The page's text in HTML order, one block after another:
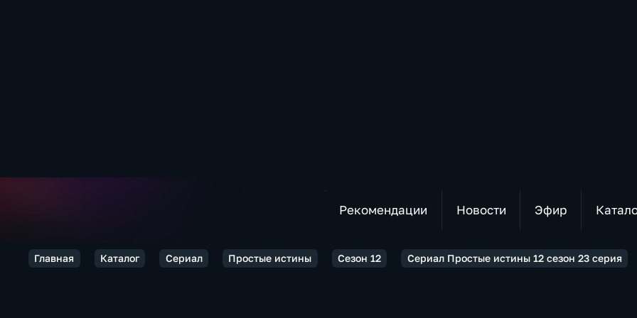
Рекомендации Новости Эфир
Главная Каталог Сериал Простые истины Сезон 12 Сериал Простые истины 12 сезон 23 серия